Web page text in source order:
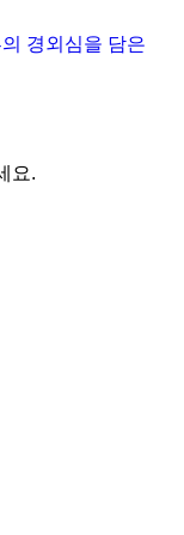
경외심을 담은
요.